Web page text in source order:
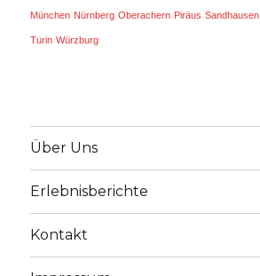
München Nürnberg Oberachern Piräus Sandhausen
Turin Würzburg
Über Uns
Erlebnisberichte
Kontakt